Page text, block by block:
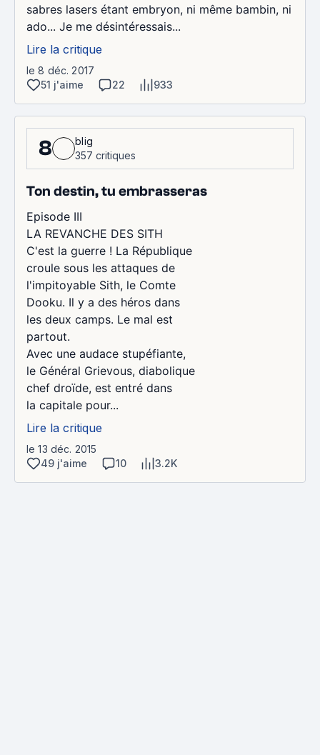
sabres lasers étant embryon, ni même bambin, ni
ado... Je me désintéressais...
Lire la critique
le 8 déc. 2017
51 j'aime
22 933
8
blig
357 critiques
Ton destin, tu embrasseras
Episode III
LA REVANCHE DES SITH
C'est la guerre ! La République
croule sous les attaques de
l'impitoyable Sith, le Comte
Dooku. Il y a des héros dans
les deux camps. Le mal est
partout.
Avec une audace stupéfiante,
le Général Grievous, diabolique
chef droïde, est entré dans
la capitale pour...
Lire la critique
le 13 déc. 2015
49 j'aime
10 3.2K